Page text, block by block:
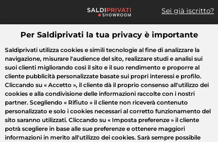
Sei già iscritto?
Cosa cerchi?
Tutte le vendite Moda Casa Bellezza Elettrodomestici
Per Saldiprivati la tua privacy è importante
Saldiprivati utilizza cookies e simili tecnologie al fine di analizzare la
navigazione, misurare l'audience del sito, realizzare studi e analisi sui
suoi clienti migliorando così il sito e il suo rendimento e proporre al
cliente pubblicità personalizzate basate sui propri interessi e profilo.
Cliccando su « Accetto », il cliente dà il proprio consenso all'utilizzo dei
cookies e alla condivisione delle informazioni raccolte con i nostri
partner. Scegliendo « Rifiuto » il cliente non riceverà contenuto
personalizzato e solo i cookies necessari al corretto funzionamento del
sito saranno utilizzati. Cliccando su « Imposta preferenze » il cliente
potrà scegliere in base alle sue preferenze e ottenere maggiori
informazioni in merito all'utilizzo dei cookies. Sarà sempre possibile